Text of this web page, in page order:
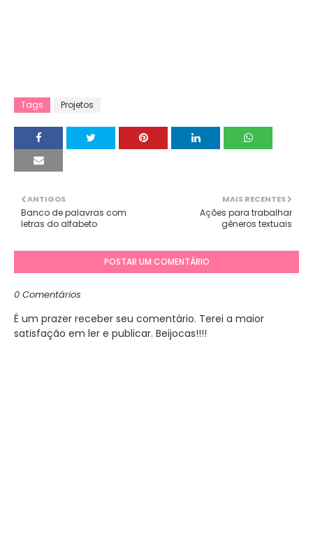
Tags Projetos
MAIS RECENTES
Ações para trabalhar
gêneros textuais
ANTIGOS
Banco de palavras com
letras do alfabeto
POSTAR UM COMENTÁRIO
0 Comentários
É um prazer receber seu comentário. Terei a maior
satisfação em ler e publicar. Beijocas!!!!